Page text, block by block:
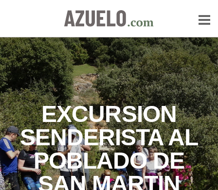
EXCURSION
SENDERISTA AL
POBLADO DE
SAN MARTIN